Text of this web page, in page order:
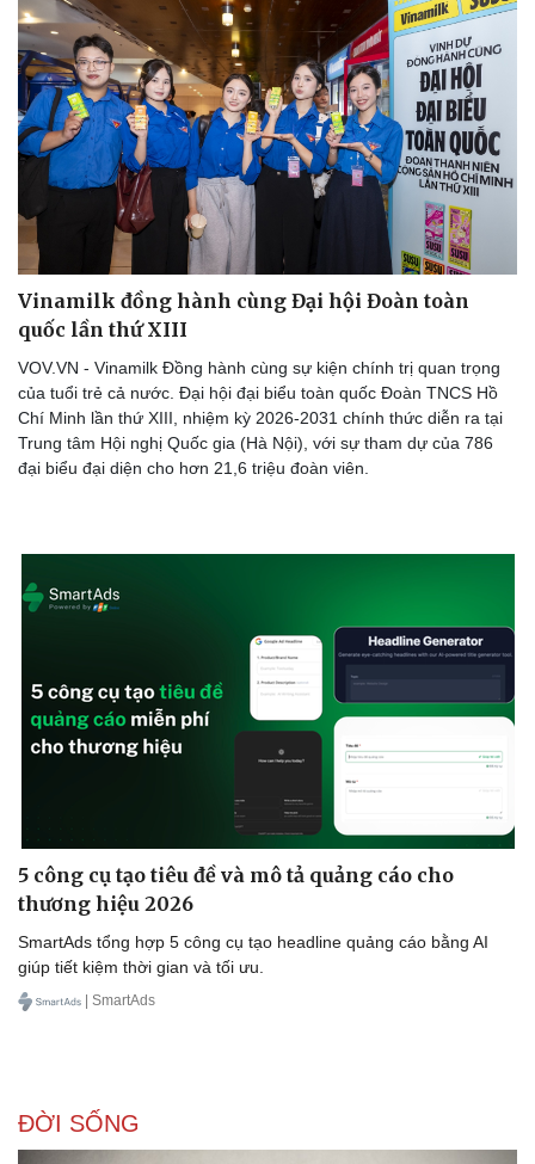
Vinamilk đồng hành cùng Đại hội Đoàn toàn
quốc lần thứ XIII
VOV.VN - Vinamilk Đồng hành cùng sự kiện chính trị quan trọng
của tuổi trẻ cả nước. Đại hội đại biểu toàn quốc Đoàn TNCS Hồ
Chí Minh lần thứ XIII, nhiệm kỳ 2026-2031 chính thức diễn ra tại
Trung tâm Hội nghị Quốc gia (Hà Nội), với sự tham dự của 786
đại biểu đại diện cho hơn 21,6 triệu đoàn viên.
5 công cụ tạo tiêu đề và mô tả quảng cáo cho
thương hiệu 2026
SmartAds tổng hợp 5 công cụ tạo headline quảng cáo bằng AI
giúp tiết kiệm thời gian và tối ưu.
| SmartAds
ĐỜI SỐNG